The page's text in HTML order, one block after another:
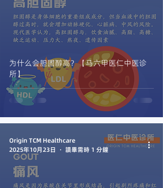
为什么会胆固醇高？【马六甲医仁中医诊
所】
Origin TCM Healthcare
2025年10月23日
讀畢需時 1 分鐘